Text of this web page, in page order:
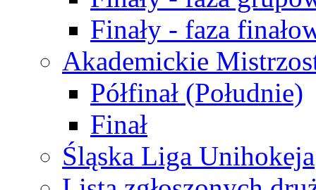
Finały - faza
Akademickie
Półfinał (Południe)
Finał
Śląska Liga Unihokeja